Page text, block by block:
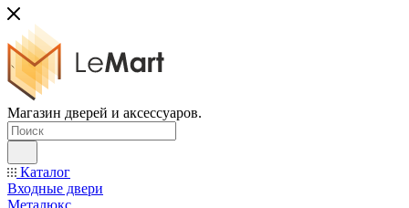
Магазин дверей и аксессуаров.
Каталог
Входные двери
Металюкс